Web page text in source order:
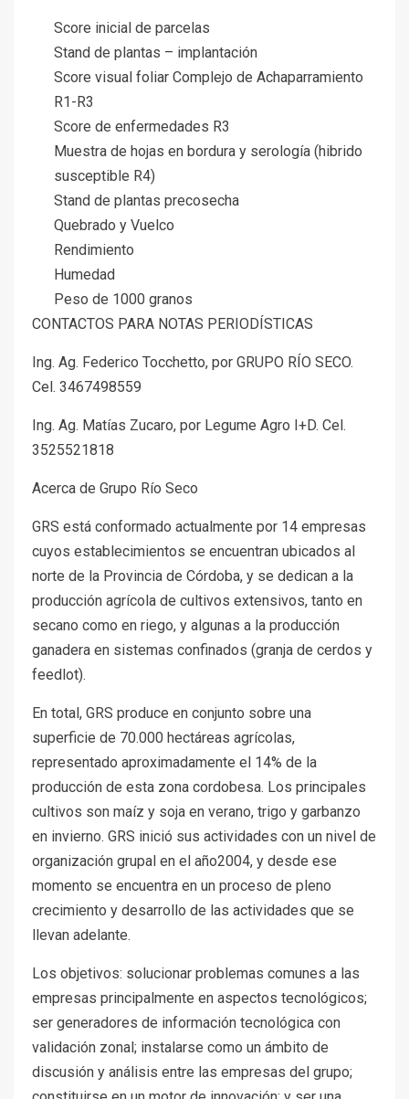
Score inicial de parcelas
Stand de plantas – implantación
Score visual foliar Complejo de Achaparramiento
R1-R3
Score de enfermedades R3
Muestra de hojas en bordura y serología (hibrido
susceptible R4)
Stand de plantas precosecha
Quebrado y Vuelco
Rendimiento
Humedad
Peso de 1000 granos
CONTACTOS PARA NOTAS PERIODÍSTICAS
Ing. Ag. Federico Tocchetto, por GRUPO RÍO SECO.
Cel. 3467498559
Ing. Ag. Matías Zucaro, por Legume Agro I+D. Cel.
3525521818
Acerca de Grupo Río Seco
GRS está conformado actualmente por 14 empresas
cuyos establecimientos se encuentran ubicados al
norte de la Provincia de Córdoba, y se dedican a la
producción agrícola de cultivos extensivos, tanto en
secano como en riego, y algunas a la producción
ganadera en sistemas confinados (granja de cerdos y
feedlot).
En total, GRS produce en conjunto sobre una
superficie de 70.000 hectáreas agrícolas,
representado aproximadamente el 14% de la
producción de esta zona cordobesa. Los principales
cultivos son maíz y soja en verano, trigo y garbanzo
en invierno. GRS inició sus actividades con un nivel de
organización grupal en el año2004, y desde ese
momento se encuentra en un proceso de pleno
crecimiento y desarrollo de las actividades que se
llevan adelante.
Los objetivos: solucionar problemas comunes a las
empresas principalmente en aspectos tecnológicos;
ser generadores de información tecnológica con
validación zonal; instalarse como un ámbito de
discusión y análisis entre las empresas del grupo;